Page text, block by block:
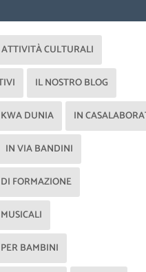
ATTIVITÀ CULTURALI
IL NOSTRO BLOG
DUNIA IN
IN VIA BANDINI
FORMAZIONE
BAMBINI